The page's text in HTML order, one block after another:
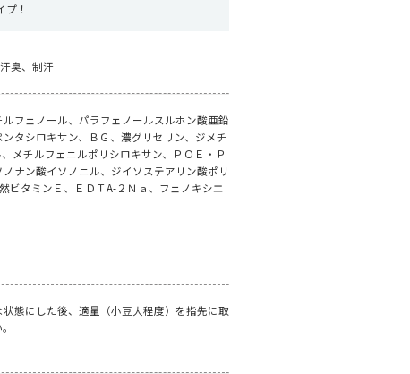
！
臭、制汗
フェノール、パラフェノールスルホン酸亜鉛
タシロキサン、ＢＧ、濃グリセリン、ジメチ
メチルフェニルポリシロキサン、ＰＯＥ・Ｐ
ナン酸イソノニル、ジイソステアリン酸ポリ
ビタミンＥ、ＥＤＴA-２Ｎａ、フェノキシエ
態にした後、適量（小豆大程度）を指先に取